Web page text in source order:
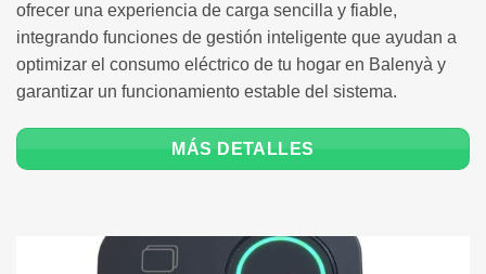
ofrecer una experiencia de carga sencilla y fiable,
integrando funciones de gestión inteligente que ayudan a
optimizar el consumo eléctrico de tu hogar en Balenyà y
garantizar un funcionamiento estable del sistema.
MÁS DETALLES